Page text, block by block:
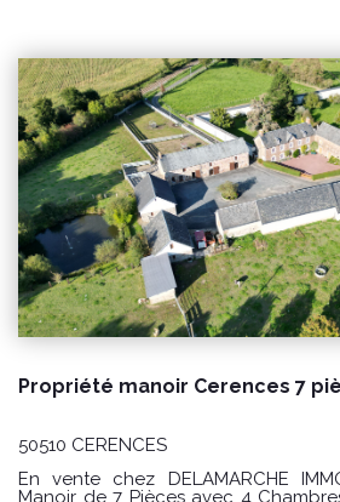
palier desservant une chambre avec sanitaires, un
desservant une seconde
usage de dressing. Un grenier aménageable au dessus.
Diverses dépendances et un hangar. Un grand bâtiment à
l'arrière de la maison à usage
boulangerie. Terrain d'environ 5 hectares.
000€ Honoraires à la charge du vendeur. Classe
D (242) Classe climat : D (48) Montant estimé des dépenses
annuelles d'énergie pour un usage
et 4440€ / an Date de référence
utilisés pour établir cette estimation
informations sur les risques
sont disponibles sur le
www.georisques.gouv.fr" Pour visiter : Agence
DELAMARCHE IMMO.COM Aurélien
50510 CERENCES
En vente chez DELAMARCHE IMMOBILIER
Manoir de 7 Pièces avec 4